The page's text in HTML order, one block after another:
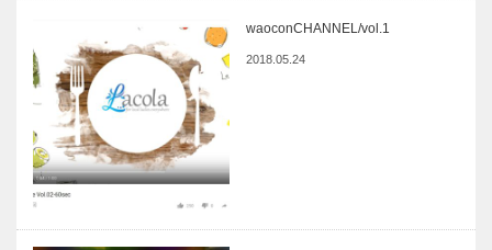
waoconCHANNEL/vol.1
2018.05.24